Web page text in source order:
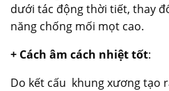
dưới tác động thời tiết, thay
năng chống mối mọt cao.
+ Cách âm cách nhiệt tốt:
Do kết cấu khung xương tạo